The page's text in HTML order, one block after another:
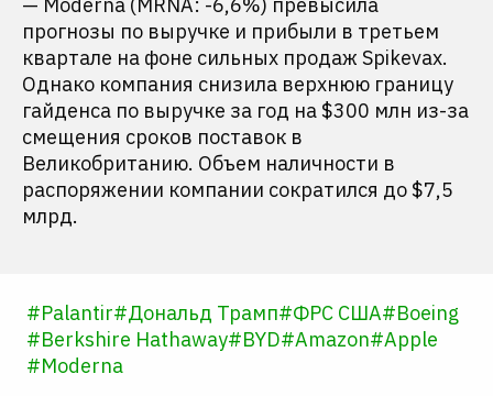
прогнозы по выручке и прибыли в третьем
квартале на фоне сильных продаж Spikevax.
Однако компания снизила верхнюю границу
гайденса по выручке за год на $300 млн из-за
смещения сроков поставок в
Великобританию. Объем наличности в
распоряжении компании сократился до $7,5
млрд.
#Palantir#Дональд Трамп#ФРС США#Boeing
#Berkshire Hathaway#BYD#Amazon#Apple
#Moderna